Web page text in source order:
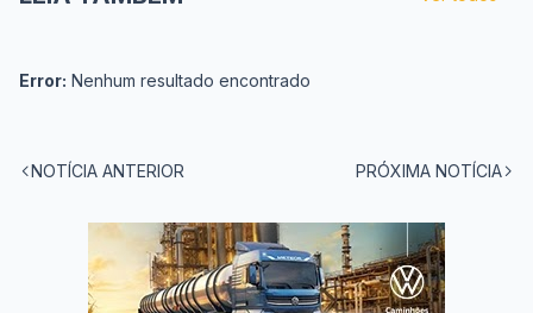
Error: Nenhum resultado encontrado
NOTÍCIA ANTERIOR PRÓXIMA NOTÍCIA